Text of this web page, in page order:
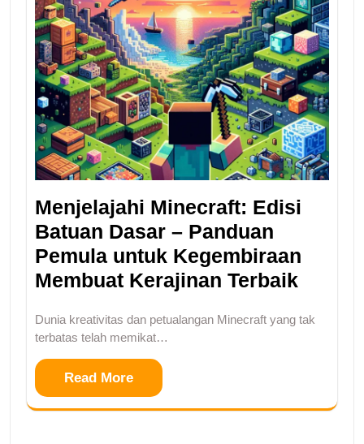
Menjelajahi Minecraft: Edisi
Batuan Dasar – Panduan
Pemula untuk Kegembiraan
Membuat Kerajinan Terbaik
Dunia kreativitas dan petualangan Minecraft yang tak
terbatas telah memikat…
Read More